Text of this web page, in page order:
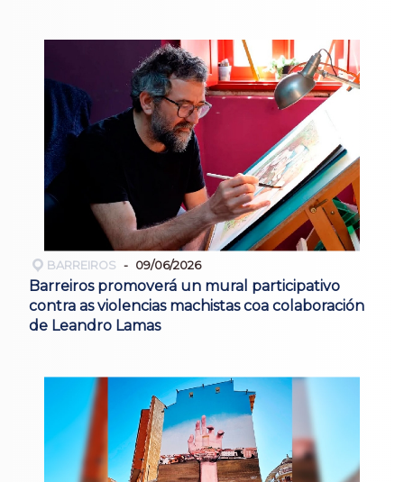
BARREIROS 09/06/2026
Barreiros promoverá un mural participativo
contra as violencias machistas coa colaboración
de Leandro Lamas